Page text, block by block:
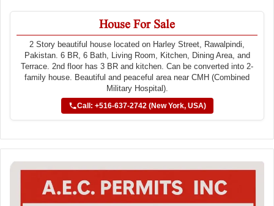
House For Sale
2 Story beautiful house located on Harley Street, Rawalpindi,
Pakistan. 6 BR, 6 Bath, Living Room, Kitchen, Dining Area, and
Terrace. 2nd floor has 3 BR and kitchen. Can be converted into 2-
family house. Beautiful and peaceful area near CMH (Combined
Military Hospital).
Call: +516-637-2742 (New York, USA)